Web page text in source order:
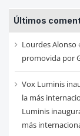
entradas
de
cada
mes
Últimos
Lourdes Alonso
promovida por
Vox Luminis
la más
Luminis
más